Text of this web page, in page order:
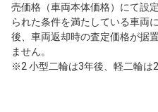
売価格（車両本体価格）にて設
られた条件を満たしている車両
後、車両返却時の査定価格が据
ません。
※2 小型二輪は3年後、軽二輪は